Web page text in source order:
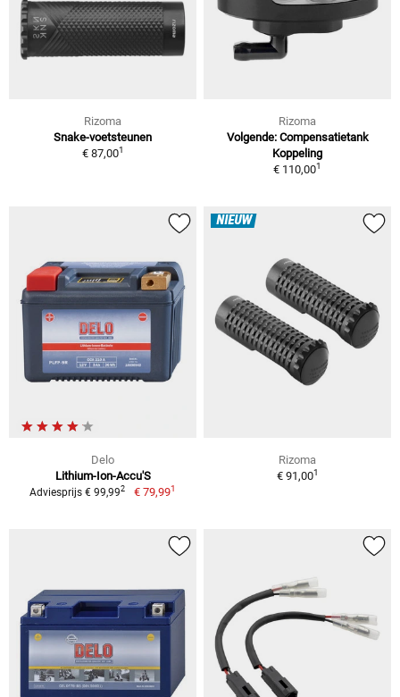
Rizoma
Snake-voetsteunen
€ 87,001
Rizoma
Volgende: Compensatietank
Koppeling
€ 110,001
Delo
Lithium-Ion-Accu'S
Adviesprijs € 99,992 € 79,991
NIEUW
Rizoma
€ 91,001